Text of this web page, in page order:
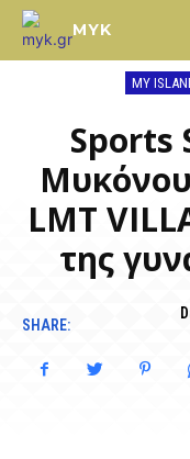
MYK
MY
Sports
LMT
της
SHARE: